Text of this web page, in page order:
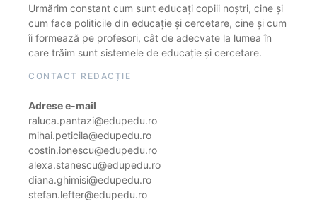
Urmărim constant cum sunt educați copiii noștri, cine și
cum face politicile din educație și cercetare, cine și cum
îi formează pe profesori, cât de adecvate la lumea în
care trăim sunt sistemele de educație și cercetare.
CONTACT REDACȚIE
Adrese e-mail
raluca.pantazi@edupedu.ro
mihai.peticila@edupedu.ro
costin.ionescu@edupedu.ro
alexa.stanescu@edupedu.ro
diana.ghimisi@edupedu.ro
stefan.lefter@edupedu.ro